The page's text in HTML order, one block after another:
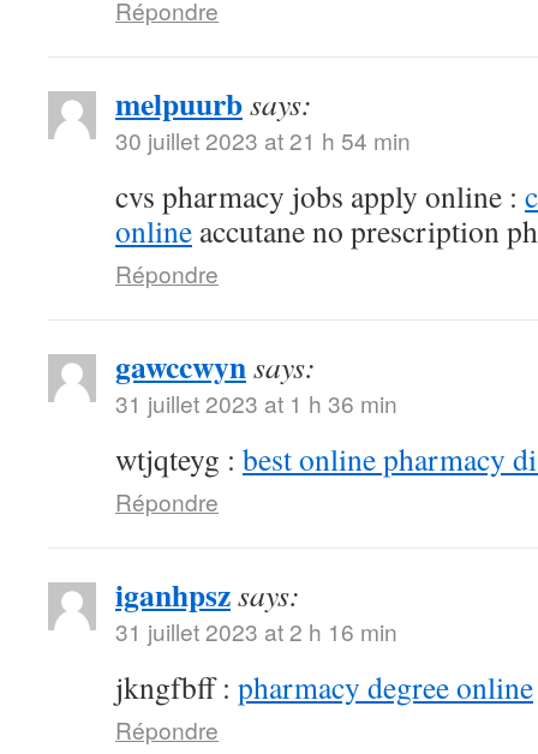
Répondre
melpuurbsays:
30 juillet 2023 at 21 h 54 min
cvs pharmacy jobs apply online :
online accutane no prescription
Répondre
gawccwynsays:
31 juillet 2023 at 1 h 36 min
wtjqteyg : best online pharmacy
Répondre
iganhpszsays:
31 juillet 2023 at 2 h 16 min
jkngfbff : pharmacy degree online
Répondre